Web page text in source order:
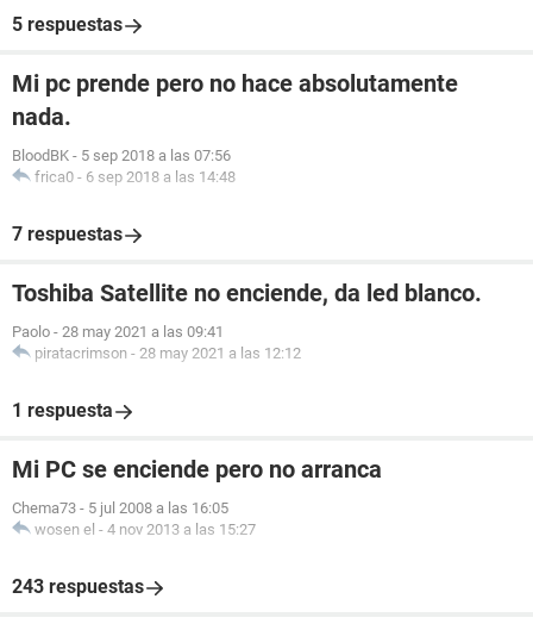
5 respuestas
Mi pc prende pero no hace absolutamente
nada.
BloodBK - 5 sep 2018 a las 07:56
frica0 - 6 sep 2018 a las 14:48
7 respuestas
Toshiba Satellite no enciende, da led blanco.
Paolo - 28 may 2021 a las 09:41
piratacrimson - 28 may 2021 a las 12:12
1 respuesta
Mi PC se enciende pero no arranca
Chema73 - 5 jul 2008 a las 16:05
wosen el - 4 nov 2013 a las 15:27
243 respuestas